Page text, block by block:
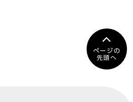
ページの
先頭へ